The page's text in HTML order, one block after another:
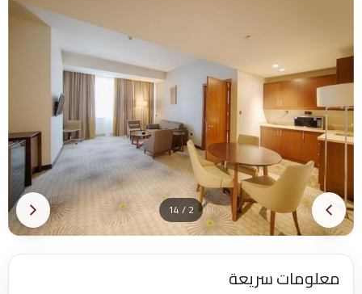
2 / 14
معلومات سريعة